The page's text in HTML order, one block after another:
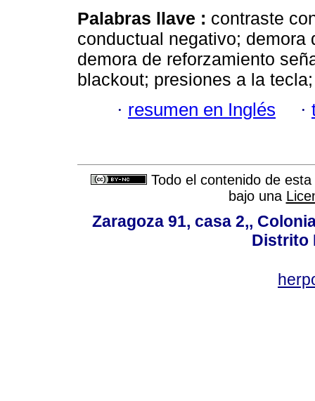
Palabras llave : contraste
conductual negativo; demora
demora de reforzamiento
blackout; presiones a la
· resumen en Inglés ·
Todo el contenido de
bajo una
Zaragoza 91, casa 2,,
Distrito